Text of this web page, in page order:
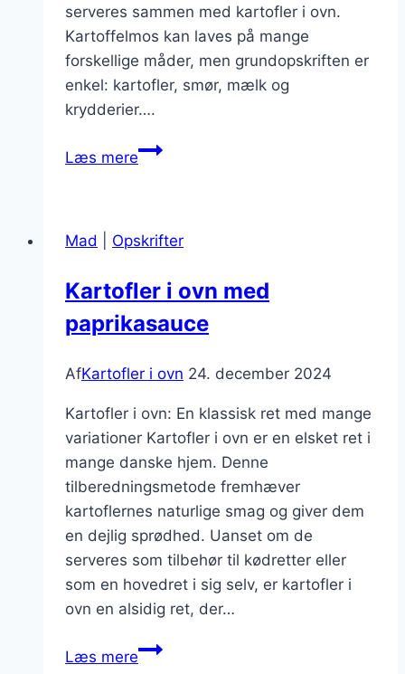
serveres sammen med kartofler i ovn.
Kartoffelmos kan laves på mange
forskellige måder, men grundopskriften er
enkel: kartofler, smør, mælk og
krydderier….
Læs mereKartoffelmos
kartofler
ovn
Mad Opskrifter
Kartofler i ovn med
paprikasauce
AfKartofler i ovn 24. december 2024
Kartofler i ovn: En klassisk ret med mange
variationer Kartofler i ovn er en elsket ret i
mange danske hjem. Denne
tilberedningsmetode fremhæver
kartoflernes naturlige smag og giver dem
en dejlig sprødhed. Uanset om de
serveres som tilbehør til kødretter eller
som en hovedret i sig selv, er kartofler i
ovn en alsidig ret, der…
Læs mereKartofler